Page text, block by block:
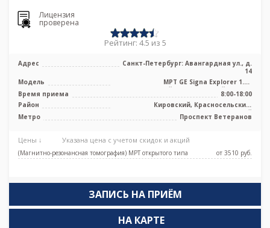
Лицензия
проверена
Рейтинг: 4.5 из 5
Адрес
Санкт-Петербург: Авангардная ул., д.
14
Модель
МРТ GE Signa Explorer 1.5T
высокопольный полуоткрытый тип, КТ
Siemens ...
Время приема
8:00-18:00
Район
Кировский, Красносельский,
Петродворцовый
Метро Проспект Ветеранов
Цены ↓ Указана цена с учетом скидок и акций
(Магнитно-резонансная томография) МРТ открытого типа от 3510 pуб.
ЗАПИСЬ НА ПРИЁМ
НА КАРТЕ